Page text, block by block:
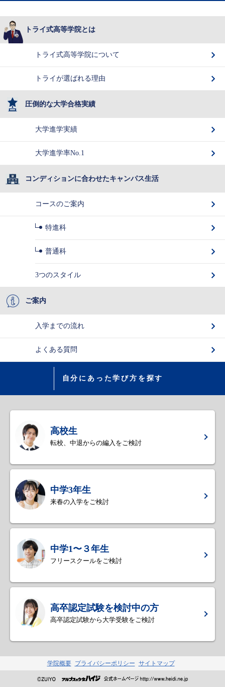
トライ式高等学院とは
トライ式高等学院について
トライが選ばれる理由
圧倒的な大学合格実績
大学進学実績
大学進学率No.1
コンディションに合わせたキャンパス生活
コースのご案内
特進科
普通科
3つのスタイル
ご案内
入学までの流れ
よくある質問
自分にあった学び方を探す
高校生
転校、中退からの編入をご検討
中学3年生
来春の入学をご検討
中学1〜３年生
フリースクールをご検討
高卒認定試験を検討中の方
高卒認定試験から大学受験をご検討
学院概要 プライバシーポリシー サイトマップ